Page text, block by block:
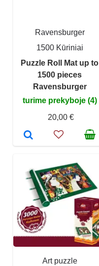
Ravensburger
1500 Kūriniai
Puzzle Roll Mat up to
1500 pieces
Ravensburger
turime prekyboje (4)
20,00 €
Art puzzle